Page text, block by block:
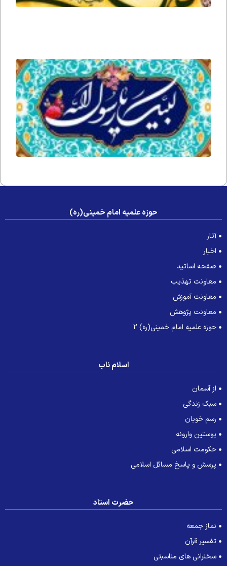
خطاب
قضا
شدن
نماز
رسول
خدا
صلی
الله
علیه
و آله
و
حوزه علمیه امام خمینی(ره)
آثار
اخبار
صفحه اساتید
معاونت تهذیب
معاونت آموزش
معاونت پژوهش
حوزه علمیه امام خمینی(ره) 2
اسلام ناب
از آسمان
سبک زندگی
رسم خوبان
پوستین وارونه
حکومت اسلامی
پرسش و پاسخ مسائل اسلامی
حضرت استاد
نماز جمعه
تفسیر قرآن
سخنرانی های مناسبتی